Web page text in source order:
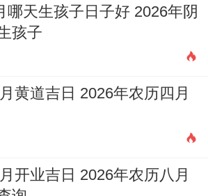
寓意必须积累与锻造。最终
适合制造业、餐饮业、能
效，利于稳定团队，奠定长
同样需注意避开北方。
29日
哪天生孩子日子好 2026年阴
孩子
黄道吉日 2026年农历四月
开业吉日 2026年农历八月